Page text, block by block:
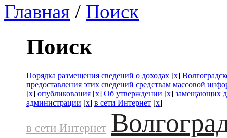
Главная / Поиск
Поиск
Порядка размещения сведений о доходах [x]
предоставления этих сведений средствам массовой
[x] опубликования [x] Об утверждении [x] замещающих
администрации [x] в сети Интернет [x]
в сети Интернет